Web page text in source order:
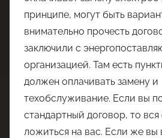
принципе, могут быть
внимательно прочесть
заключили с
организацией. Там есть
должен оплачивать замену и
техобслуживание. Если вы
стандартный договор, то вся
ложиться на вас. Если же вы